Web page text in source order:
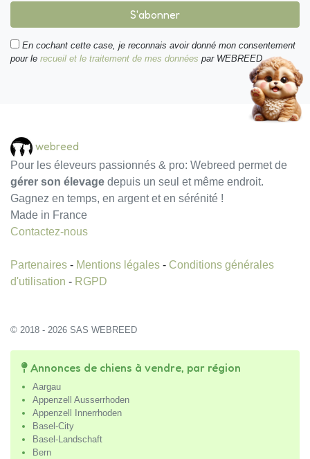
S'abonner
En cochant cette case, je reconnais avoir donné mon consentement
pour le recueil et le traitement de mes données par WEBREED.
webreed
Pour les éleveurs passionnés & pro: Webreed permet de
gérer son élevage depuis un seul et même endroit.
Gagnez en temps, en argent et en sérénité !
Made in France
Contactez-nous
Partenaires - Mentions légales - Conditions générales
d'utilisation - RGPD
© 2018 - 2026 SAS WEBREED
Annonces de chiens à vendre, par région
Aargau
Appenzell Ausserrhoden
Appenzell Innerrhoden
Basel-City
Basel-Landschaft
Bern